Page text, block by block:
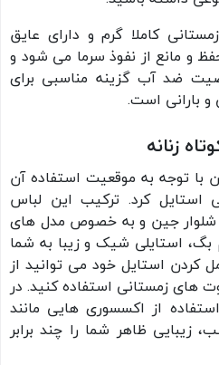
کاملا گرم و دارای عایق
و مانع از نفوذ سرما می شود و
ضد آب گزینه مناسبی برای
و بارانی است.
زنانه
با توجه به موقعیت استفاده آن
کرد. ترکیب این لباس
شلوار جین و به خصوص مدل های
بگ، استایلی شیک و زیبا به شما
کردن استایل خود می توانید از
های زمستانی استفاده کنید. در
از اکسسوری هایی مانند
زیبایی ظاهر شما را چند برابر